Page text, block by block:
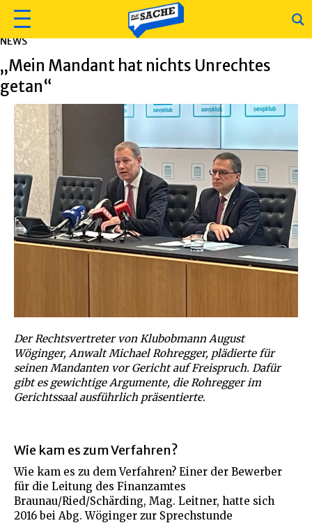
NEWS
„Mein Mandant hat nichts Unrechtes
getan“
Der Rechtsvertreter von Klubobmann August
Wöginger, Anwalt Michael Rohregger, plädierte für
seinen Mandanten vor Gericht auf Freispruch. Dafür
gibt es gewichtige Argumente, die Rohregger im
Gerichtssaal ausführlich präsentierte.
Wie kam es zum Verfahren?
Wie kam es zu dem Verfahren? Einer der Bewerber
für die Leitung des Finanzamtes
Braunau/Ried/Schärding, Mag. Leitner, hatte sich
2016 bei Abg. Wöginger zur Sprechstunde